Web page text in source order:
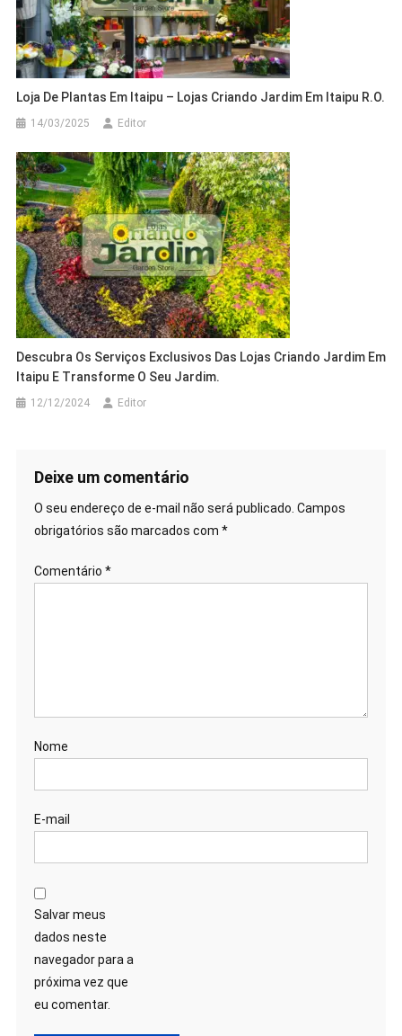
Loja De Plantas Em Itaipu – Lojas Criando Jardim Em Itaipu R.O.
14/03/2025 Editor
Descubra Os Serviços Exclusivos Das Lojas Criando Jardim Em
Itaipu E Transforme O Seu Jardim.
12/12/2024 Editor
Deixe um comentário
O seu endereço de e-mail não será publicado. Campos
obrigatórios são marcados com *
Comentário *
Nome
E-mail
Salvar meus
dados neste
navegador para a
próxima vez que
eu comentar.